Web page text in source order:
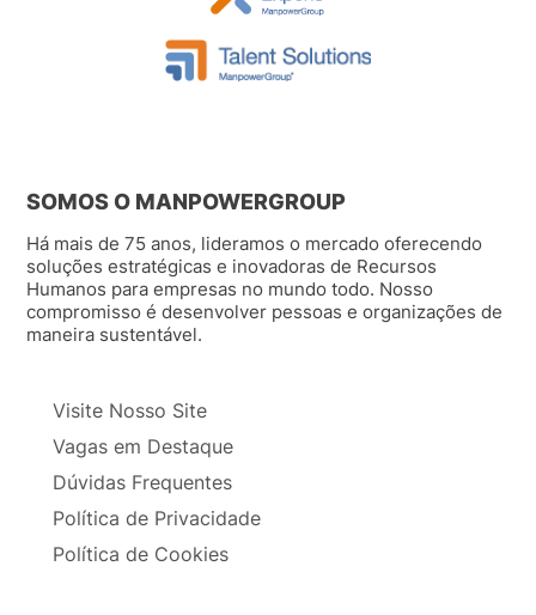
SOMOS O MANPOWERGROUP
Há mais de 75 anos, lideramos o mercado oferecendo
soluções estratégicas e inovadoras de Recursos
Humanos para empresas no mundo todo. Nosso
compromisso é desenvolver pessoas e organizações de
maneira sustentável.
Visite Nosso Site
Vagas em Destaque
Dúvidas Frequentes
Política de Privacidade
Política de Cookies